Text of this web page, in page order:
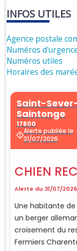
INFOS UTILES
Agence postale
Numéros
Numéros utiles
Horaires des